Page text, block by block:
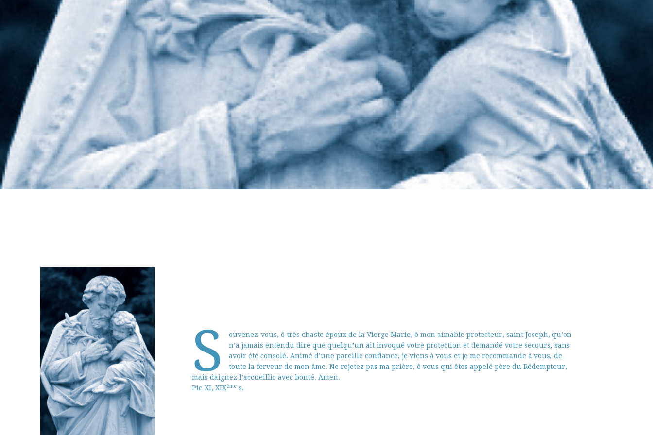
S
ouvenez-vous, ô très chaste époux de la Vierge Marie, ô mon aimable protecteur, saint Joseph, qu’on
n’a jamais entendu dire que quelqu’un ait invoqué votre protection et demandé votre secours, sans
avoir été consolé. Animé d’une pareille confiance, je viens à vous et je me recommande à vous, de
toute la ferveur de mon âme. Ne rejetez pas ma prière, ô vous qui êtes appelé père du Rédempteur,
mais daignez l’accueillir avec bonté. Amen.
Pie XI, XIXèmes.